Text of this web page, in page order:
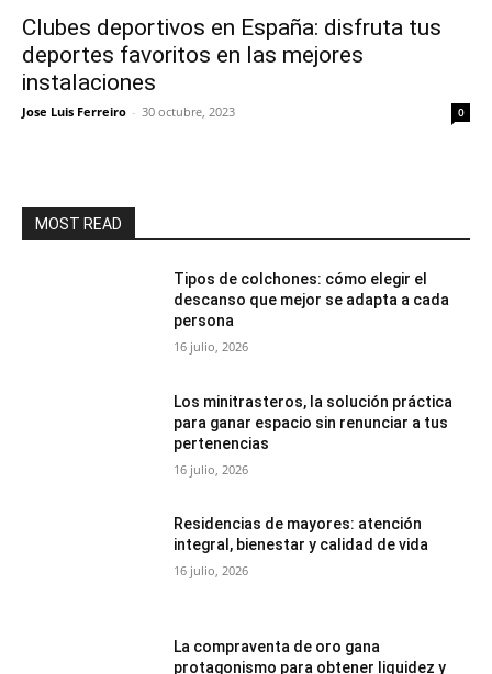
Clubes deportivos en España: disfruta tus
deportes favoritos en las mejores
instalaciones
Jose Luis Ferreiro - 30 octubre, 2023 0
MOST READ
Tipos de colchones: cómo elegir el
descanso que mejor se adapta a cada
persona
16 julio, 2026
Los minitrasteros, la solución práctica
para ganar espacio sin renunciar a tus
pertenencias
16 julio, 2026
Residencias de mayores: atención
integral, bienestar y calidad de vida
16 julio, 2026
La compraventa de oro gana
protagonismo para obtener liquidez y